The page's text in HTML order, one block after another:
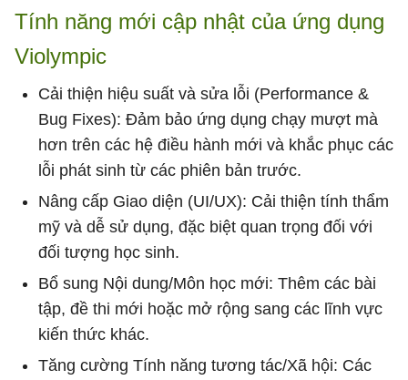
Tính năng mới cập nhật của ứng dụng
Violympic
Cải thiện hiệu suất và sửa lỗi (Performance &
Bug Fixes): Đảm bảo ứng dụng chạy mượt mà
hơn trên các hệ điều hành mới và khắc phục các
lỗi phát sinh từ các phiên bản trước.
Nâng cấp Giao diện (UI/UX): Cải thiện tính thẩm
mỹ và dễ sử dụng, đặc biệt quan trọng đối với
đối tượng học sinh.
Bổ sung Nội dung/Môn học mới: Thêm các bài
tập, đề thi mới hoặc mở rộng sang các lĩnh vực
kiến thức khác.
Tăng cường Tính năng tương tác/Xã hội: Các